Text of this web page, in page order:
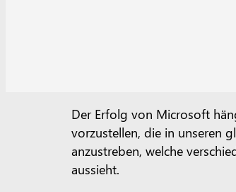
Der Erfolg von Microsoft
vorzustellen, die in unseren
anzustreben, welche
aussieht.